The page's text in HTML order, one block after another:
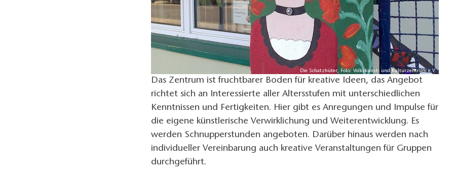
Die Schatzhüter, Foto: Volkskunst- und Kulturzentrum e.V.
Das Zentrum ist fruchtbarer Boden für kreative Ideen, das Angebot
richtet sich an Interessierte aller Altersstufen mit unterschiedlichen
Kenntnissen und Fertigkeiten. Hier gibt es Anregungen und Impulse für
die eigene künstlerische Verwirklichung und Weiterentwicklung. Es
werden Schnupperstunden angeboten. Darüber hinaus werden nach
individueller Vereinbarung auch kreative Veranstaltungen für Gruppen
durchgeführt.